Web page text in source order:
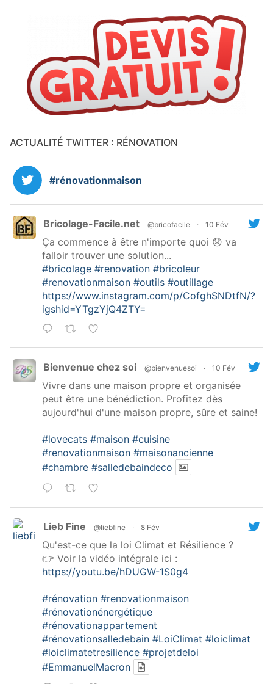
ACTUALITÉ TWITTER : RÉNOVATION
#rénovationmaison
Bricolage-Facile.net @bricofacile · 10 Fév
Ça commence à être n'importe quoi 😞 va
falloir trouver une solution...
#bricolage #renovation #bricoleur
#renovationmaison #outils #outillage
https://www.instagram.com/p/CofghSNDtfN/?
igshid=YTgzYjQ4ZTY=
Bienvenue chez soi @bienvenuesoi · 10 Fév
Vivre dans une maison propre et organisée
peut être une bénédiction. Profitez dès
aujourd'hui d'une maison propre, sûre et saine!
#lovecats #maison #cuisine
#renovationmaison #maisonancienne
#chambre #salledebaindeco
Lieb Fine @liebfine · 8 Fév
Qu'est-ce que la loi Climat et Résilience ?
👉 Voir la vidéo intégrale ici :
https://youtu.be/hDUGW-1S0g4
#rénovation #renovationmaison
#rénovationénergétique
#rénovationappartement
#rénovationsalledebain #LoiClimat #loiclimat
#loiclimatetresilience #projetdeloi
#EmmanuelMacron